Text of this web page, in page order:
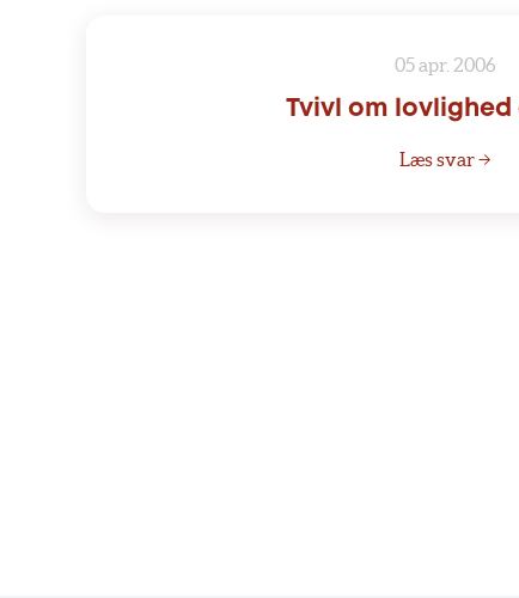
05 apr. 2006
Tvivl om lovlighed
Læs svar →